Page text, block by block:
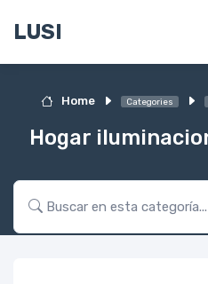
LUSI
Home Categories
Hogar